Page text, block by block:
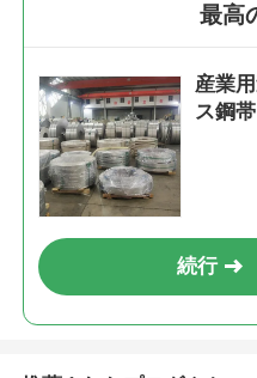
最高
産業
ス鋼
続行